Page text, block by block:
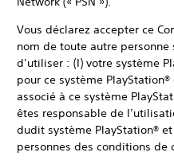
Vous déclarez accepter ce
nom de toute autre personne
d’utiliser : (I) votre système
pour ce système
associé à ce système
êtes responsable de
dudit système PlayStation®
personnes des conditions de